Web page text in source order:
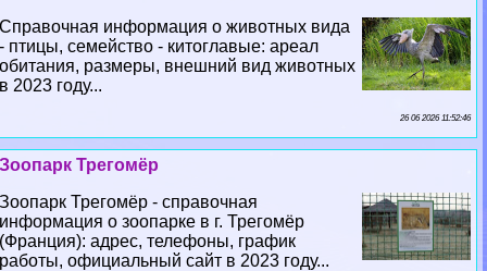
Справочная информация о животных вида
- птицы, семейство - китоглавые: ареал
обитания, размеры, внешний вид животных
в 2023 году...
26 06 2026 11:52:46
Зоопарк Трегомёр
Зоопарк Трегомёр - справочная
информация о зоопарке в г. Трегомёр
(Франция): адрес, телефоны, график
работы, официальный сайт в 2023 году...